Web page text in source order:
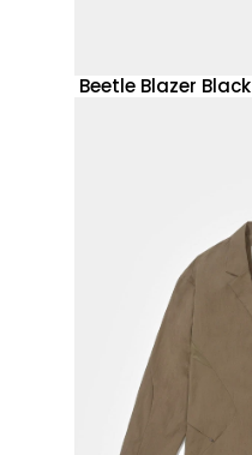
Beetle Blazer Black